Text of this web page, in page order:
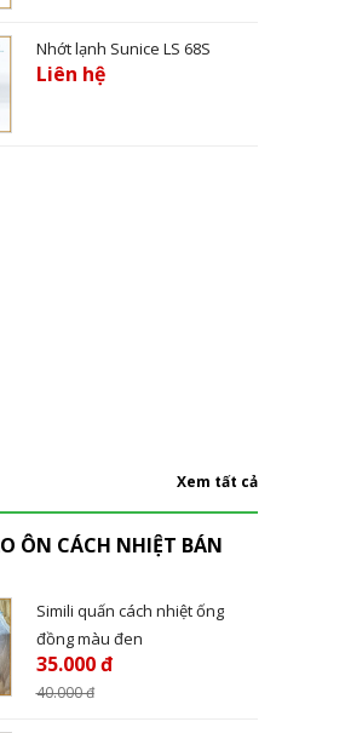
Nhớt lạnh Sunice LS 68S
Liên hệ
Xem tất cả
ÔN CÁCH NHIỆT BÁN
Simili quấn cách nhiệt ống
đồng màu đen
35.000 đ
40.000đ